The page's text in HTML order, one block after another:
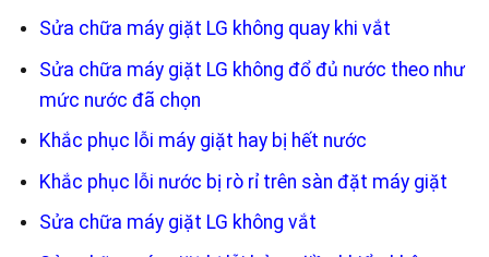
Sửa chữa máy giặt LG không quay khi vắt
Sửa chữa máy giặt LG không đổ đủ nước theo như
mức nước đã chọn
Khắc phục lỗi máy giặt hay bị hết nước
Khắc phục lỗi nước bị rò rỉ trên sàn đặt máy giặt
Sửa chữa máy giặt LG không vắt